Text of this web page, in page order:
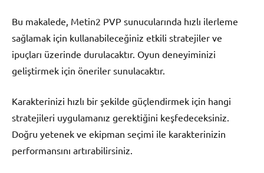
Bu makalede, Metin2 PVP sunucularında hızlı ilerleme
sağlamak için kullanabileceğiniz etkili stratejiler ve
ipuçları üzerinde durulacaktır. Oyun deneyiminizi
geliştirmek için öneriler sunulacaktır.
Karakterinizi hızlı bir şekilde güçlendirmek için hangi
stratejileri uygulamanız gerektiğini keşfedeceksiniz.
Doğru yetenek ve ekipman seçimi ile karakterinizin
performansını artırabilirsiniz.